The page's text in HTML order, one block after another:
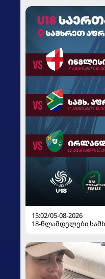
15:02/05-08-2026
18-წლამდელები